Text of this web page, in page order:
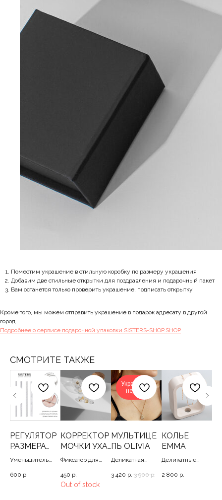
Поместим украшение в стильную коробку по размеру украшения
Добавим две стильные открытки для поздравления и подарочный пакет
Вам останется только проверить украшение, подписать открытку
Кроме того, мы можем отправить украшение в подарок адресату в другой
город.
Подробнее о сервисе подарочной упаковки SISTERS-SHOP.SHOP
СМОТРИТЕ ТАКЖЕ
РЕГУЛЯТОР
РАЗМЕРА
КОЛЬЦА
Уменьшитель
спирали, x4
600 р.
КОРРЕКТОР
МОЧКИ УХА
SILVER/GOL
Фиксатор для
450 р.
Out of stock
Украшение
недели
МУЛЬТИЦЕ
ПЬ OLIVIA
Деликатная
каплевидным
3 420 р. 3 900 р.
КОЛЬЕ
EMMA
Деликатные
цепочке или
2 800 р.